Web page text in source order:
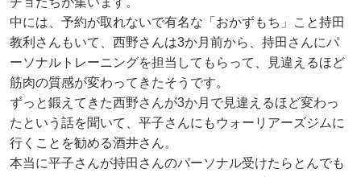
中には、予約が取れないで有名な「おかずもち」こと持田
教利さんもいて、西野さんは3か月前から、持田さんにパ
ーソナルトレーニングを担当してもらって、見違えるほど
筋肉の質感が変わってきたそうです。
ずっと鍛えてきた西野さんが3か月で見違えるほど変わっ
たという話を聞いて、平子さんにもウォーリアーズジムに
行くことを勧める酒井さん。
本当に平子さんが持田さんのパーソナル受けたらとんでも